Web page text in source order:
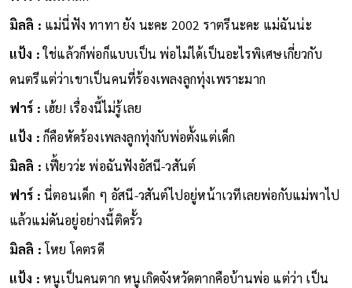
มิลลิ : แม่นี่ฟัง ทาทา ยัง นะคะ 2002 ราตรีนะคะ แม่ฉันน่ะ
แป้ง :ใช่แล้วก็พ่อก็แบบเป็น พ่อไม่ได้เป็นอะไรพิเศษเกี่ยวกับ
ดนตรีแต่ว่าเขาเป็นคนที่ร้องเพลงลูกทุ่งเพราะมาก
ฟาร์ : เฮ้ย! เรื่องนี้ไม่รู้เลย
แป้ง : ก็คือหัดร้องเพลงลูกทุ่งกับพ่อตั้งแต่เด็ก
มิลลิ : เฟี้ยวว่ะ พ่อฉันฟังอัสนี-วสันต์
ฟาร์ :นี่ตอนเด็ก ๆ อัสนี-วสันต์ไปอยู่หน้าเวทีเลยพ่อกับแม่พาไป
แล้วแม่ดันอยู่อย่างนี้ติดรั้ว
มิลลิ : โหย โคตรดี
แป้ง :หนูเป็นคนตาก หนูเกิดจังหวัดตากคือบ้านพ่อ แต่ว่า เป็น